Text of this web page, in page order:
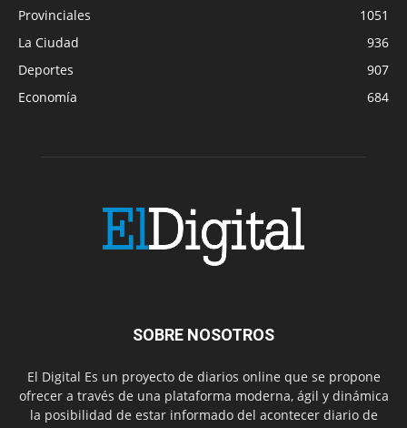
Provinciales
1051
La Ciudad
936
Deportes
907
Economía
684
SOBRE NOSOTROS
El Digital Es un proyecto de diarios online que se propone
ofrecer a través de una plataforma moderna, ágil y dinámica
la posibilidad de estar informado del acontecer diario de